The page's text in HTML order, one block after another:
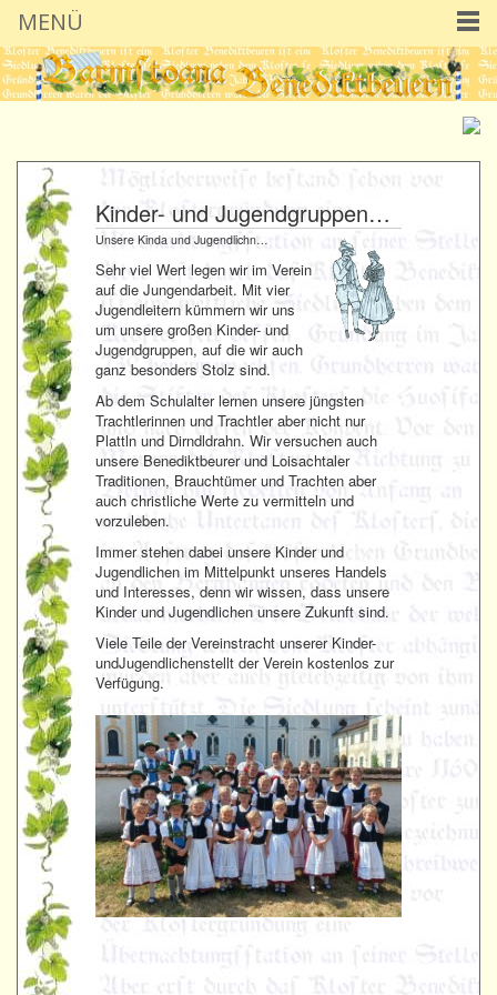
Kinder- und Jugendgruppen…
Unsere Kinda und Jugendlichn…
Sehr viel Wert legen wir im Verein
auf die Jungendarbeit. Mit vier
Jugendleitern kümmern wir uns
um unsere großen Kinder- und
Jugendgruppen, auf die wir auch
ganz besonders Stolz sind.
Ab dem Schulalter lernen unsere jüngsten
Trachtlerinnen und Trachtler aber nicht nur
Plattln und Dirndldrahn. Wir versuchen auch
unsere Benediktbeurer und Loisachtaler
Traditionen, Brauchtümer und Trachten aber
auch christliche Werte zu vermitteln und
vorzuleben.
Immer stehen dabei unsere Kinder und
Jugendlichen im Mittelpunkt unseres Handels
und Interesses, denn wir wissen, dass unsere
Kinder und Jugendlichen unsere Zukunft sind.
Viele Teile der Vereinstracht unserer Kinder-
undJugendlichenstellt der Verein kostenlos zur
Verfügung.
MENÜ